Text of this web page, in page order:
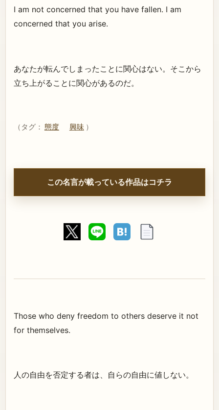
I am not concerned that you have fallen. I am
concerned that you arise.
あなたが転んでしまったことに関心はない。そこから
立ち上がることに関心があるのだ。
（タグ： 態度 興味 ）
この名言が載っている作品はコチラ
Those who deny freedom to others deserve it not
for themselves.
人の自由を否定する者は、自らの自由に値しない。